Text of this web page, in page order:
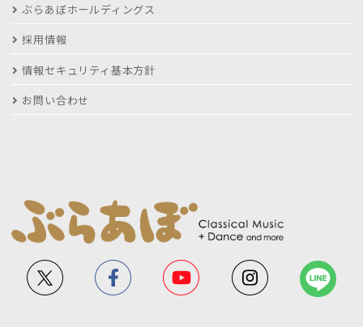
ぶらあぼホールディングス
採用情報
情報セキュリティ基本方針
お問い合わせ